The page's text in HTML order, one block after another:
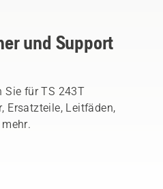
und Support
Sie für TS 243T
Ersatzteile, Leitfäden,